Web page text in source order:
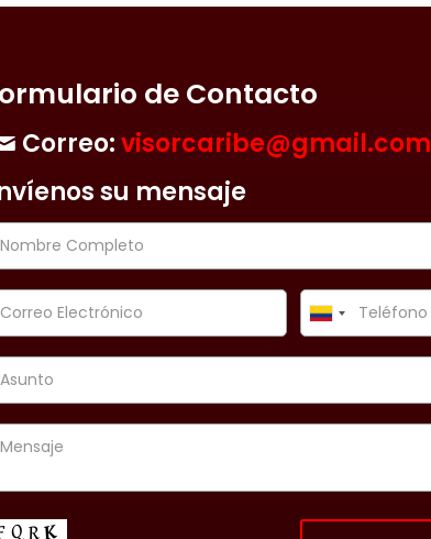
de Contacto
Correo:visorcaribe@gmail.com
su mensaje